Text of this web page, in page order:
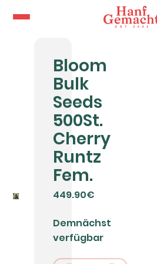
Bloom
Bulk
Seeds
500St.
Cherry
Runtz
Fem.
449.90€
Demnächst
verfügbar